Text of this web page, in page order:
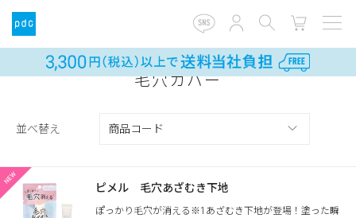
毛穴カバー
並べ替え
ピメル 毛穴あざむき下地
ぽっかり毛穴が消える※1あざむき下地が登場！塗った瞬